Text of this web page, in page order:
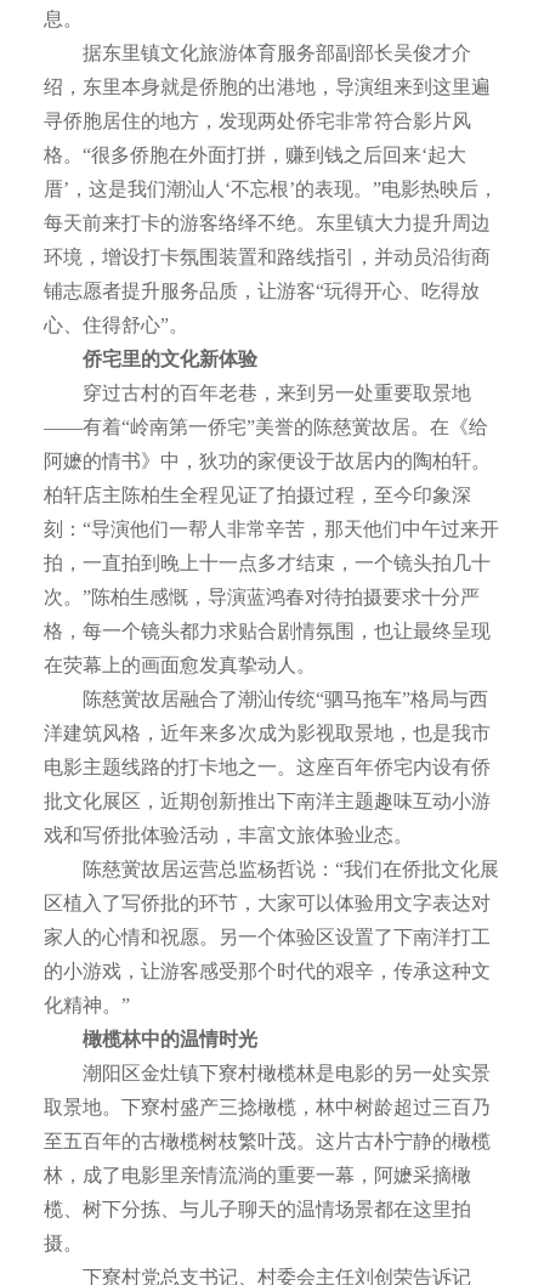
息。
据东里镇文化旅游体育服务部副部长吴俊才介
绍，东里本身就是侨胞的出港地，导演组来到这里遍
寻侨胞居住的地方，发现两处侨宅非常符合影片风
格。“很多侨胞在外面打拼，赚到钱之后回来‘起大
厝’，这是我们潮汕人‘不忘根’的表现。”电影热映后，
每天前来打卡的游客络绎不绝。东里镇大力提升周边
环境，增设打卡氛围装置和路线指引，并动员沿街商
铺志愿者提升服务品质，让游客“玩得开心、吃得放
心、住得舒心”。
侨宅里的文化新体验
穿过古村的百年老巷，来到另一处重要取景地
——有着“岭南第一侨宅”美誉的陈慈黉故居。在《给
阿嬷的情书》中，狄功的家便设于故居内的陶柏轩。
柏轩店主陈柏生全程见证了拍摄过程，至今印象深
刻：“导演他们一帮人非常辛苦，那天他们中午过来开
拍，一直拍到晚上十一点多才结束，一个镜头拍几十
次。”陈柏生感慨，导演蓝鸿春对待拍摄要求十分严
格，每一个镜头都力求贴合剧情氛围，也让最终呈现
在荧幕上的画面愈发真挚动人。
陈慈黉故居融合了潮汕传统“驷马拖车”格局与西
洋建筑风格，近年来多次成为影视取景地，也是我市
电影主题线路的打卡地之一。这座百年侨宅内设有侨
批文化展区，近期创新推出下南洋主题趣味互动小游
戏和写侨批体验活动，丰富文旅体验业态。
陈慈黉故居运营总监杨哲说：“我们在侨批文化展
区植入了写侨批的环节，大家可以体验用文字表达对
家人的心情和祝愿。另一个体验区设置了下南洋打工
的小游戏，让游客感受那个时代的艰辛，传承这种文
化精神。”
橄榄林中的温情时光
潮阳区金灶镇下寮村橄榄林是电影的另一处实景
取景地。下寮村盛产三捻橄榄，林中树龄超过三百乃
至五百年的古橄榄树枝繁叶茂。这片古朴宁静的橄榄
林，成了电影里亲情流淌的重要一幕，阿嬷采摘橄
榄、树下分拣、与儿子聊天的温情场景都在这里拍
摄。
下寮村党总支书记、村委会主任刘创荣告诉记